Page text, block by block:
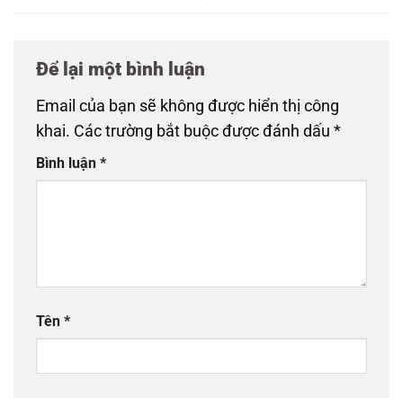
Để lại một bình luận
Email của bạn sẽ không được hiển thị công
khai. Các trường bắt buộc được đánh dấu *
Bình luận *
Tên *